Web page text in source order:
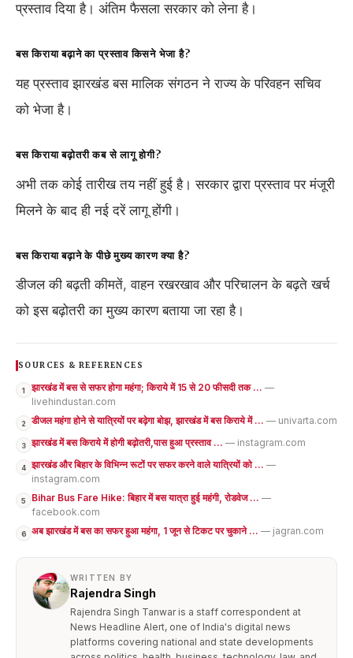
प्रस्ताव दिया है। अंतिम फैसला सरकार को लेना है।
बस किराया बढ़ाने का प्रस्ताव किसने भेजा है?
यह प्रस्ताव झारखंड बस मालिक संगठन ने राज्य के परिवहन सचिव
को भेजा है।
बस किराया बढ़ोतरी कब से लागू होगी?
अभी तक कोई तारीख तय नहीं हुई है। सरकार द्वारा प्रस्ताव पर मंजूरी
मिलने के बाद ही नई दरें लागू होंगी।
बस किराया बढ़ाने के पीछे मुख्य कारण क्या है?
डीजल की बढ़ती कीमतें, वाहन रखरखाव और परिचालन के बढ़ते खर्च
को इस बढ़ोतरी का मुख्य कारण बताया जा रहा है।
SOURCES & REFERENCES
1 झारखंड में बस से सफर होगा महंगा; किराये में 15 से 20 फीसदी तक ... —
livehindustan.com
2 डीजल महंगा होने से यात्रियों पर बढ़ेगा बोझ, झारखंड में बस किराये में ... — univarta.com
3 झारखंड में बस किराये में होगी बढ़ोतरी,पास हुआ प्रस्ताव ... — instagram.com
4 झारखंड और बिहार के विभिन्न रूटों पर सफर करने वाले यात्रियों को ... —
instagram.com
5 Bihar Bus Fare Hike: बिहार में बस यात्रा हुई महंगी, रोडवेज ... —
facebook.com
6 अब झारखंड में बस का सफर हुआ महंगा, 1 जून से टिकट पर चुकाने ... — jagran.com
WRITTEN BY
Rajendra Singh
Rajendra Singh Tanwar is a staff correspondent at
News Headline Alert, one of India's digital news
platforms covering national and state developments